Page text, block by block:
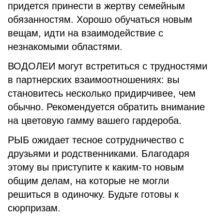
придется принести в жертву семейным
обязанностям. Хорошо обучаться новым
вещам, идти на взаимодействие с
незнакомыми областями.
ВОДОЛЕИ могут встретиться с трудностями
в партнерских взаимоотношениях: вы
становитесь несколько придирчивее, чем
обычно. Рекомендуется обратить внимание
на цветовую гамму вашего гардероба.
РЫБ ожидает тесное сотрудничество с
друзьями и родственниками. Благодаря
этому вы приступите к каким-то новым
общим делам, на которые не могли
решиться в одиночку. Будьте готовы к
сюрпризам.